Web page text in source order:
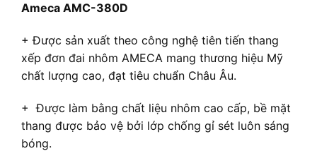
Ameca AMC-380D
+ Được sản xuất theo công nghệ tiên tiến thang
xếp đơn đai nhôm AMECA mang thương hiệu Mỹ
chất lượng cao, đạt tiêu chuẩn Châu Âu.
+ Được làm bằng chất liệu nhôm cao cấp, bề mặt
thang được bảo vệ bởi lớp chống gỉ sét luôn sáng
bóng.